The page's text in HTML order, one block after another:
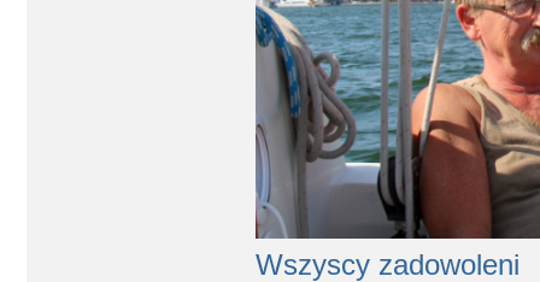
Wszyscy zadowoleni